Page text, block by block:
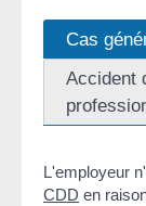
Cas
Accident
L'employeur
CDD en